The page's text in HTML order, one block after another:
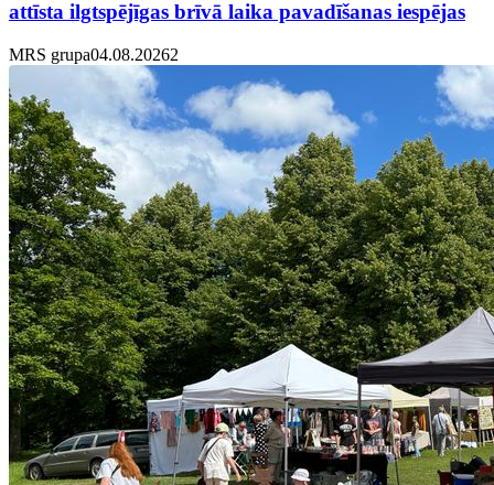
attīsta ilgtspējīgas brīvā laika pavadīšanas iespējas
MRS grupa04.08.20262